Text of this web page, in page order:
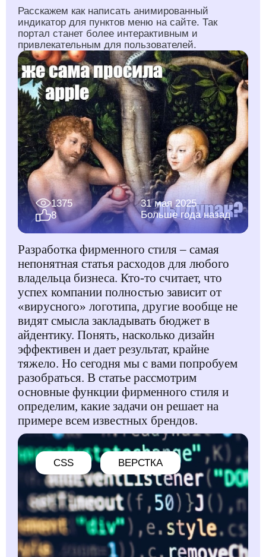
Расскажем как написать анимированный
индикатор для пунктов меню на сайте. Так
портал станет более интерактивным и
привлекательным для пользователей.
1375
8
31 мая 2025
Больше года назад
Разработка фирменного стиля – самая
непонятная статья расходов для любого
владельца бизнеса. Кто-то считает, что
успех компании полностью зависит от
«вирусного» логотипа, другие вообще не
видят смысла закладывать бюджет в
айдентику. Понять, насколько дизайн
эффективен и дает результат, крайне
тяжело. Но сегодня мы с вами попробуем
разобраться. В статье рассмотрим
основные функции фирменного стиля и
определим, какие задачи он решает на
примере всем известных брендов.
CSS ВЕРСТКА